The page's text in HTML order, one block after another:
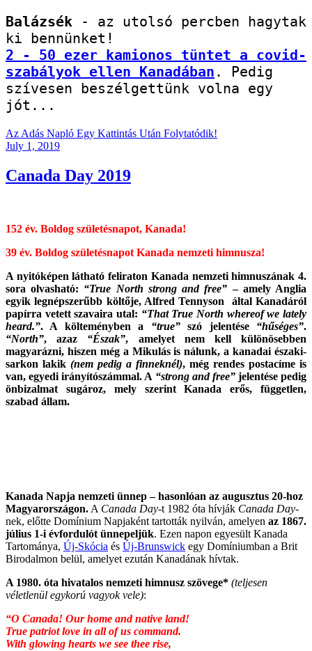
Balázsék - az utolsó percben hagytak
2 - 50 ezer kamionos tüntet a covid-
szabályok ellen Kanadában . Pedig
szívesen beszélgettünk volna egy
jót...
Az Adás Napló Egy Kattintás Után Folytatódik!
Posted
July 1, 2019
Canada Day 2019
152 év. Boldog születésnapot, Kanada!
39 év. Boldog születésnapot Kanada nemzeti himnusza!
A nyitóképen látható feliraton Kanada nemzeti himnuszának 4.
sora olvasható: “True North strong and free” – amely Anglia
egyik legnépszerűbb költője, Alfred Tennyson által Kanadáról
papírra vetett szavaira utal: “That True North whereof we lately
heard.”. A költeményben a “true”szó jelentése “hűséges”.
“North”, azaz “Észak”, amelyet nem kell különösebben
magyarázni, hiszen még a Mikulás is nálunk, a kanadai északi-
sarkon lakik (nem pedig a finneknél), még rendes postacíme is
van, egyedi irányítószámmal. A “strong and free”jelentése pedig
önbizalmat sugároz, mely szerint Kanada erős, független,
szabad állam.
Kanada Napja nemzeti ünnep – hasonlóan az augusztus 20-hoz
Magyarországon. A Canada Day-t 1982 óta hívják Canada Day-
nek, előtte Domínium Napjaként tartották nyilván, amelyen az 1867.
július 1-i évfordulót ünnepeljük. Ezen napon egyesült Kanada
Tartománya, Új-Skócia és Új-Brunswick egy Domíniumban a Brit
Birodalmon belül, amelyet ezután Kanadának hívtak.
A 1980. óta hivatalos nemzeti himnusz szövege* (teljesen
véletlenül egykorú vagyok vele):
“O Canada! Our home and native land!
True patriot love in all of us command.
With glowing hearts we see thee rise,